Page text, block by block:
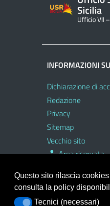
Sicilia
Ufficio VII
INFORMAZIONI
Dichiarazione di
Redazione
Privacy
Sitemap
Vecchio sito
Area riservata
Portale realizzato
Questo sito rilascia
consulta la policy
Tecnici (necessari)
Tecnici (necessari)